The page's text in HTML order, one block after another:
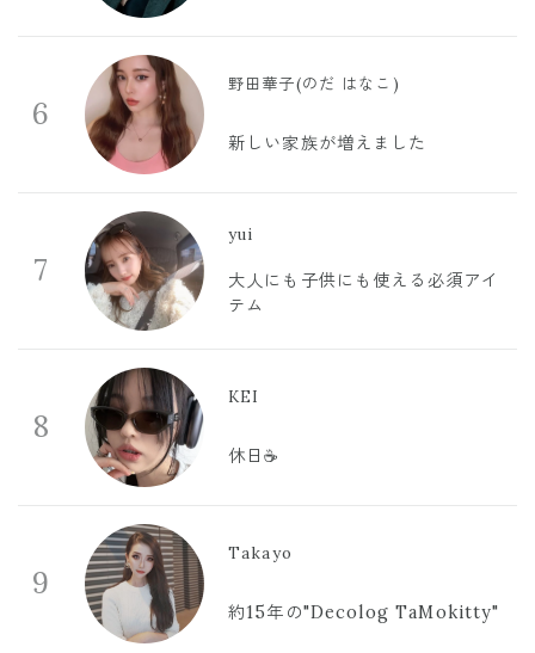
6
野田華子(のだ はなこ)
新しい家族が増えました
7
yui
大人にも子供にも使える必須アイ
テム
8
KEI
休日☕️
9
Takayo
約15年の"Decolog TaMokitty"